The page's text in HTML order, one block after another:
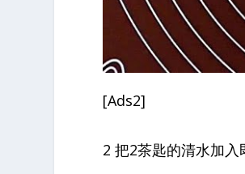
[Ads2]
2 把2茶匙的清水加入